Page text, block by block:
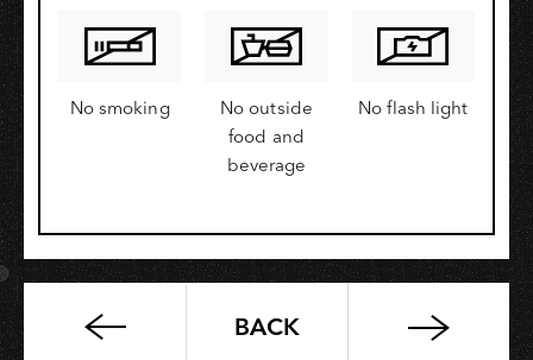
No smoking
No outside
food and
beverage
No flash light
【原
BACK